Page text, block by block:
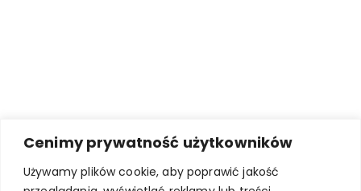
Cenimy prywatność użytkowników
Używamy plików cookie, aby poprawić jakość